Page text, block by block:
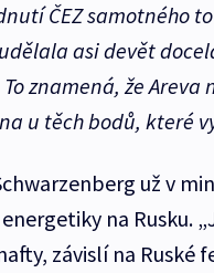
ČEZ samotného
asi devět
znamená, že
u těch bodů, které
už v
na Rusku.
závislí na Ruské